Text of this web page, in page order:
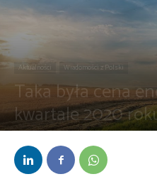
Aktualności Wiadomości z Polski
Taka była cena
kwartale 2020